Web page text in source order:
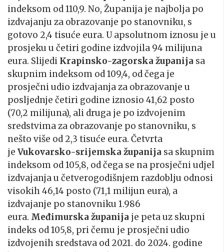
indeksom od 110,9. No, Županija je najbolja po
izdvajanju za obrazovanje po stanovniku, s
gotovo 2,4 tisuće eura. U apsolutnom iznosu je u
prosjeku u četiri godine izdvojila 94 milijuna
eura. Slijedi Krapinsko-zagorska županija sa
skupnim indeksom od 109,4, od čega je
prosječni udio izdvajanja za obrazovanje u
posljednje četiri godine iznosio 41,62 posto
(70,2 milijuna), ali druga je po izdvojenim
sredstvima za obrazovanje po stanovniku, s
nešto više od 2,3 tisuće eura. Četvrta
je Vukovarsko-srijemska županija sa skupnim
indeksom od 105,8, od čega se na prosječni udjel
izdvajanja u četverogodišnjem razdoblju odnosi
visokih 46,14 posto (71,1 milijun eura), a
izdvajanje po stanovniku 1.986
eura. Međimurska županija je peta uz skupni
indeks od 105,8, pri čemu je prosječni udio
izdvojenih sredstava od 2021. do 2024. godine